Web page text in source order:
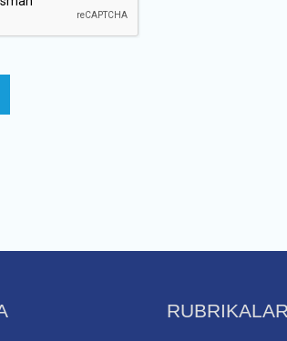
RUBRIKALAR